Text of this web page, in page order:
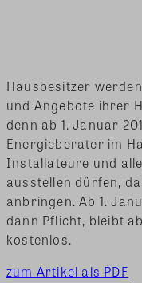
Hausbesitzer
und Angebote ihrer
denn ab 1. Januar
Energieberater im
Installateure und
ausstellen dürfen,
anbringen. Ab 1.
dann Pflicht, bleibt
kostenlos.
zum Artikel als PDF